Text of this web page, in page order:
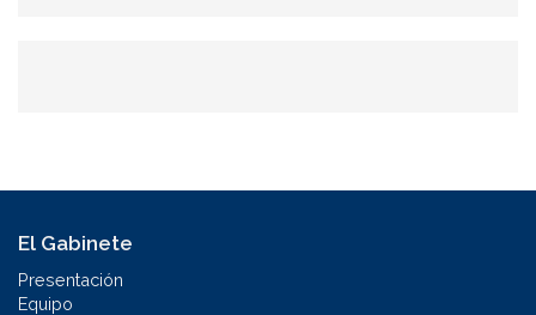
El Gabinete
Presentación
Equipo